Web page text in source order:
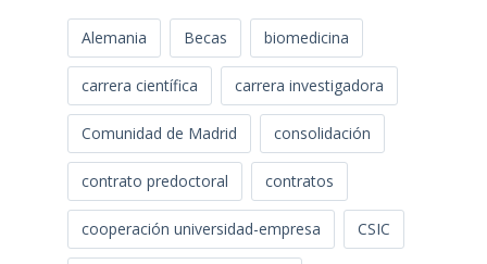
Alemania Becas biomedicina
carrera científica carrera investigadora
Comunidad de Madrid consolidación
contrato predoctoral contratos
cooperación universidad-empresa CSIC